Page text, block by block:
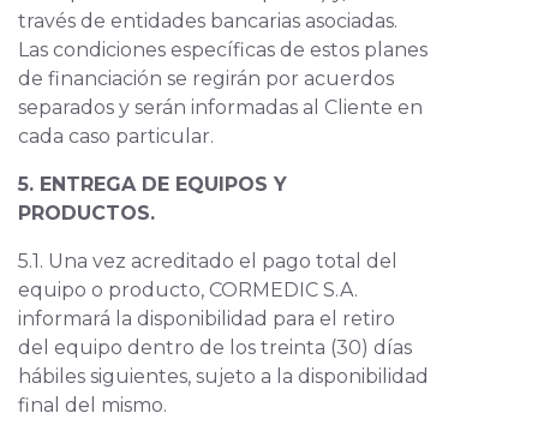
través de entidades bancarias asociadas.
Las condiciones específicas de estos planes
de financiación se regirán por acuerdos
separados y serán informadas al Cliente en
cada caso particular.
5. ENTREGA DE EQUIPOS Y
PRODUCTOS.
5.1. Una vez acreditado el pago total del
equipo o producto, CORMEDIC S.A.
informará la disponibilidad para el retiro
del equipo dentro de los treinta (30) días
hábiles siguientes, sujeto a la disponibilidad
final del mismo.